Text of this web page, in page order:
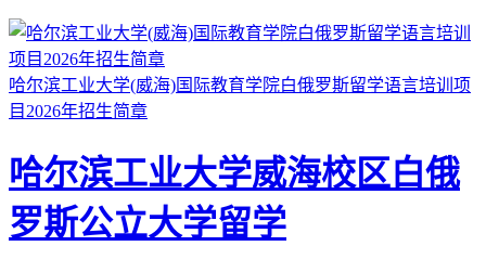
哈尔滨工业大学(威海)国际教育学院白俄罗斯留学语言培训项
目2026年招生简章
哈尔滨工业大学威海校区白俄
罗斯公立大学留学